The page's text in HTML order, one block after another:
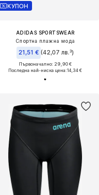
КУПОН
ADIDAS SPORTSWEAR
Спортна плажна мода
21,51 € (42,07 лв.³)
Първоначално: 29,90 €
Последна най-ниска цена:14,34 €